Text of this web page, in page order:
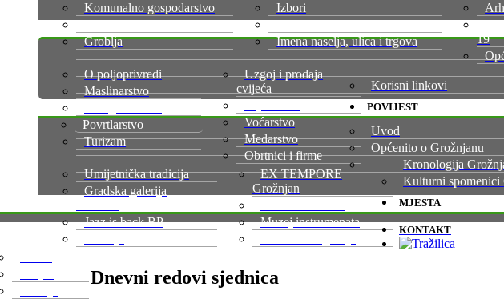
Komunalno gospodarstvo
Komunalna infrastruktura
Groblja
Izbori
Zakoni i pravilnici
Imena naselja, ulica i trgova
19
O poljoprivredi
Maslinarstvo
Povrtlarstvo
Turizam
Uzgoj i prodaja
cvijeća
Voćarstvo
Medarstvo
Obrtnici i firme
Umijetnička tradicija
Gradska galerija
Jazz is back BP
EX TEMPORE
Grožnjan
Muzej instrumenata
Korisni linkovi
POVIJEST
Uvod
Općenito o Grožnjanu
Kronologija
Kulturni spomenici
MJESTA
KONTAKT
Dnevni redovi sjednica